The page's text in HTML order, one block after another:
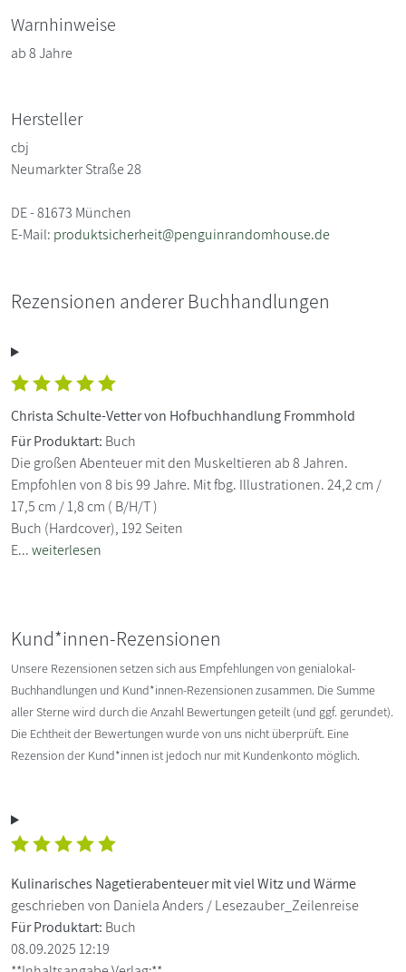
Warnhinweise
ab 8 Jahre
Hersteller
cbj
Neumarkter Straße 28
DE - 81673 München
E-Mail: produktsicherheit@penguinrandomhouse.de
Rezensionen anderer Buchhandlungen
Christa Schulte-Vetter von Hofbuchhandlung Frommhold
Für Produktart: Buch
Die großen Abenteuer mit den Muskeltieren ab 8 Jahren.
Empfohlen von 8 bis 99 Jahre. Mit fbg. Illustrationen. 24,2 cm /
17,5 cm / 1,8 cm ( B/H/T )
Buch (Hardcover), 192 Seiten
E...weiterlesen
Kund*innen-Rezensionen
Unsere Rezensionen setzen sich aus Empfehlungen von genialokal-
Buchhandlungen und Kund*innen-Rezensionen zusammen. Die Summe
aller Sterne wird durch die Anzahl Bewertungen geteilt (und ggf. gerundet).
Die Echtheit der Bewertungen wurde von uns nicht überprüft. Eine
Rezension der Kund*innen ist jedoch nur mit Kundenkonto möglich.
Kulinarisches Nagetierabenteuer mit viel Witz und Wärme
geschrieben von Daniela Anders / Lesezauber_Zeilenreise
Für Produktart: Buch
08.09.2025 12:19